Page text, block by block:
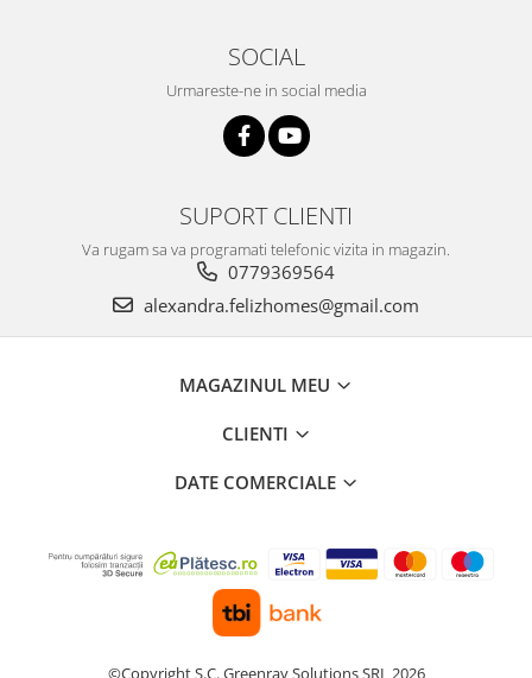
SOCIAL
Urmareste-ne in social media
SUPORT CLIENTI
Va rugam sa va programati telefonic vizita in magazin.
0779369564
alexandra.felizhomes@gmail.com
MAGAZINUL MEU
CLIENTI
DATE COMERCIALE
©Copyright S.C. Greenray Solutions SRL 2026